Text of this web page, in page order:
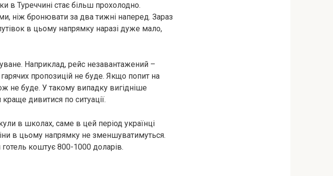
в Туреччині стає більш прохолодно.
ніж бронювати за два тижні наперед. Зараз
в цьому напрямку наразі дуже мало,
Наприклад, рейс незавантажений –
пропозицій не буде. Якщо попит на
не буде. У такому випадку вигідніше
дивитися по ситуації.
в школах, саме в цей період українці
в цьому напрямку не зменшуватимуться.
коштує 800-1000 доларів.